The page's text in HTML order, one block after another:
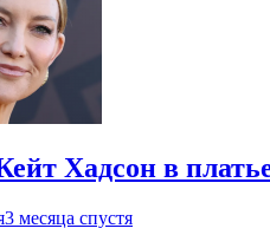
Хадсон в
3 месяца спустя